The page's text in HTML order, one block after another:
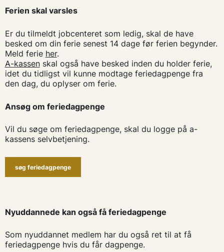
Ferien skal varsles
Er du tilmeldt jobcenteret som ledig, skal de have
besked om din ferie senest 14 dage før ferien begynder.
Meld ferie her.
A-kassenskal også have besked inden du holder ferie,
idet du tidligst vil kunne modtage feriedagpenge fra
den dag, du oplyser om ferie.
Ansøg om feriedagpenge
Vil du søge om feriedagpenge, skal du logge på a-
kassens selvbetjening.
søg feriedagpenge
Nyuddannede kan også få feriedagpenge
Som nyuddannet medlem har du også ret til at få
feriedagpenge hvis du får dagpenge.